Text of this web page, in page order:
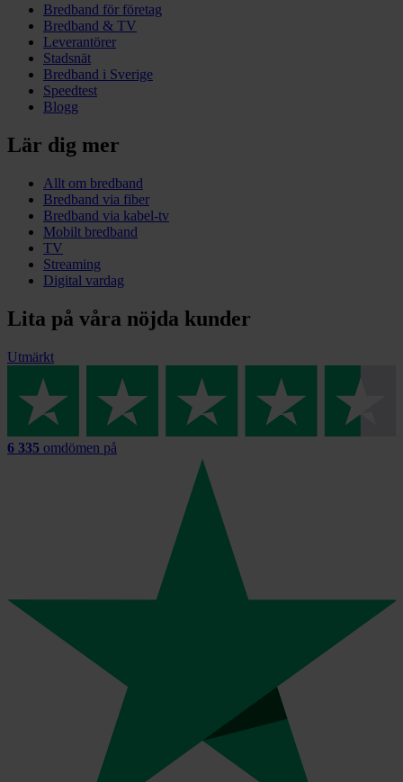
Bredband för företag
Bredband & TV
Leverantörer
Stadsnät
Bredband i Sverige
Speedtest
Blogg
Lär dig mer
Allt om bredband
Bredband via fiber
Bredband via kabel-tv
Mobilt bredband
TV
Streaming
Digital vardag
Lita på våra nöjda kunder
Utmärkt
6 335 omdömen på